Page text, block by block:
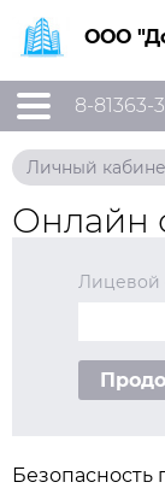
ООО
8-81363-
Личный
Онлайн
Лицевой
Безопасность